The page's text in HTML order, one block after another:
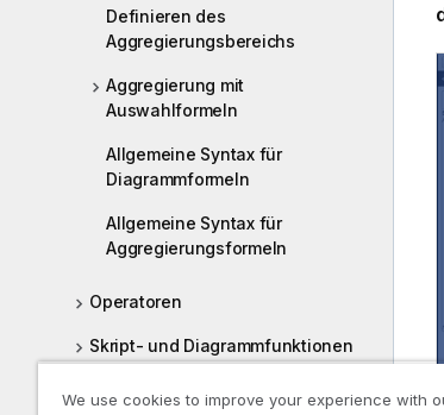
Definieren des
Aggregierungsbereichs
Aggregierung mit
Auswahlformeln
Allgemeine Syntax für
Diagrammformeln
Allgemeine Syntax für
Aggregierungsformeln
Operatoren
Skript- und Diagrammfunktionen
We use cookies to improve your experience with